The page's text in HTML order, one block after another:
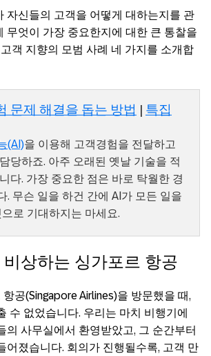
자신들의 고객을 어떻게 대하는지를 관
무엇이 가장 중요한지에 대한 큰 통찰을
객 지향의 모범 사례 네 가지를 소개합
문제 해결을 돕는 방법 | 특집
(AI)을 이용해 고객경험을 전달하고
당하죠. 아주 오래된 옛날 기술을 적
다. 가장 중요한 점은 바로 탁월한 경
. 무슨 일을 하건 간에 AI가 모든 일을
로 기대하지는 마세요.
비상하는 싱가포르 항공
공(Singapore Airlines)을 방문했을 때,
수 없었습니다. 우리는 마치 비행기에
의 사무실에서 환영받았고, 그 순간부터
어졌습니다. 회의가 진행될수록, 고객 만